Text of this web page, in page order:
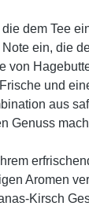
dem Tee
ein, die
und
aus
Genuss
Aromen
Kirsch